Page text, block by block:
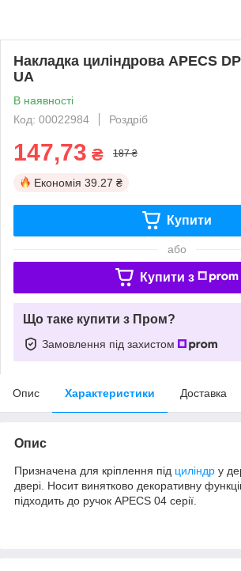
Накладка циліндрова APECS
UA
В наявності
Код: 00022984
Роздріб
147,73 ₴ 187 ₴
Економія 39.27 ₴
Купити
або
Купити з
Що таке купити з Пром?
Замовлення під захистом
Опис Характеристики Доставка
Опис
Призначена для кріплення під циліндр у
двері. Носит винятково декоративну
підходить до ручок APECS 04 серії.